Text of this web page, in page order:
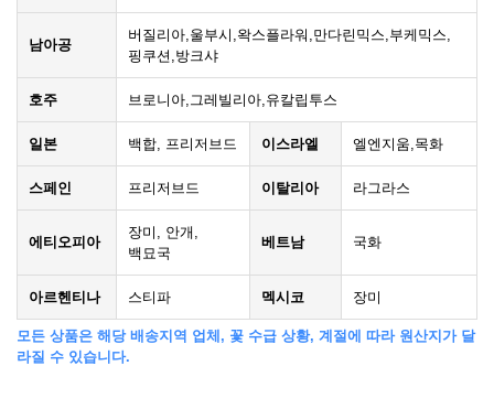
남아공
버질리아,울부시,왁스플라워,만다린믹스,부케믹스,
핑쿠션,방크샤
호주 브로니아,그레빌리아,유칼립투스
일본 백합, 프리저브드 이스라엘 엘엔지움,목화
스페인 프리저브드 이탈리아 라그라스
에티오피아
장미, 안개,
백묘국
베트남 국화
아르헨티나 스티파 멕시코 장미
모든 상품은 해당 배송지역 업체, 꽃 수급 상황, 계절에 따라 원산지가 달
라질 수 있습니다.